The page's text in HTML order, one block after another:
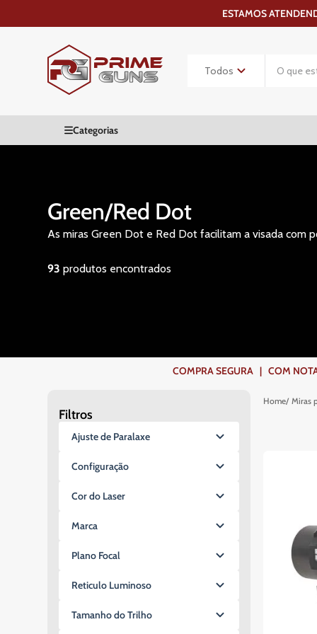
ESTAMOS
Green/Red Dot
As miras Green Dot e Red Dot facilitam a visada com
93produtos
COMPRA SEGURA | COM
Filtros
Ajuste de Paralaxe
Sim
Configuração
1x17x24mm
1x19x26mm
1x20mm
1x22mm
1x22x32mm
Cor do Laser
Vermelho
Marca
Vector Optics
Sem Marca
Artemis
Plano Focal
SFP (Segundo Plano Focal)
Reticulo Luminoso
Sim
Tamanho do Trilho
Miras